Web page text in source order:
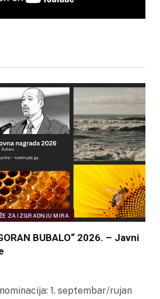
ZA IZGRADNJU MIRA
BUBALO“ 2026. – Javni
1. septembar/rujan